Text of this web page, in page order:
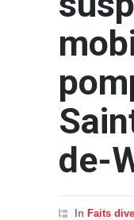
de-
In Faits